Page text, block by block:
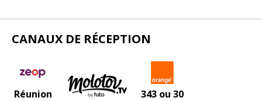
CANAUX DE RÉCEPTION
Réunion 343 ou 30